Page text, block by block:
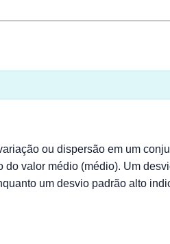
ou dispersão em um
valor médio (médio). Um
um desvio padrão alto